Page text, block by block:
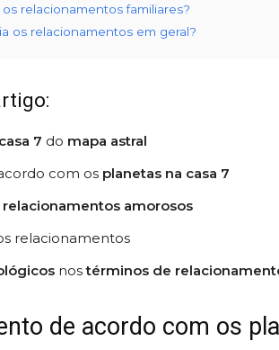
relacionamentos familiares?
os relacionamentos em geral?
7 do mapa astral
com os planetas na casa 7
relacionamentos amorosos
relacionamentos
nostérminos de
de acordo com os